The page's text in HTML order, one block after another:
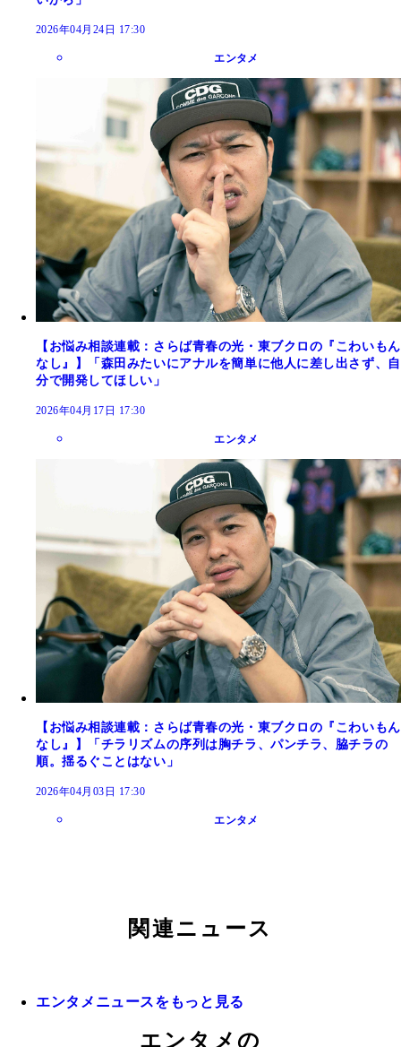
2026年04月24日 17:30
エンタメ
【お悩み相談連載：さらば青春の光・東ブクロの『こわいもん
なし』】「森田みたいにアナルを簡単に他人に差し出さず、自
分で開発してほしい」
2026年04月17日 17:30
エンタメ
【お悩み相談連載：さらば青春の光・東ブクロの『こわいもん
なし』】「チラリズムの序列は胸チラ、パンチラ、脇チラの
順。揺るぐことはない」
2026年04月03日 17:30
エンタメ
関連ニュース
エンタメニュースをもっと見る
エンタメの